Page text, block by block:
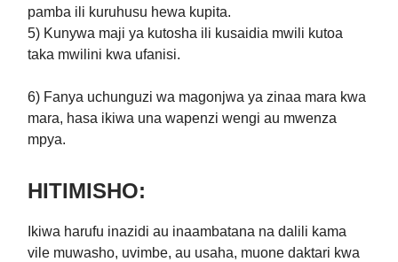
pamba ili kuruhusu hewa kupita.
5) Kunywa maji ya kutosha ili kusaidia mwili kutoa
taka mwilini kwa ufanisi.
6) Fanya uchunguzi wa magonjwa ya zinaa mara kwa
mara, hasa ikiwa una wapenzi wengi au mwenza
mpya.
HITIMISHO:
Ikiwa harufu inazidi au inaambatana na dalili kama
vile muwasho, uvimbe, au usaha, muone daktari kwa